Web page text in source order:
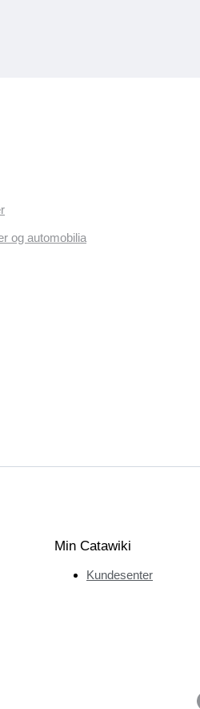
og automobilia
Min Catawiki
Kundesenter